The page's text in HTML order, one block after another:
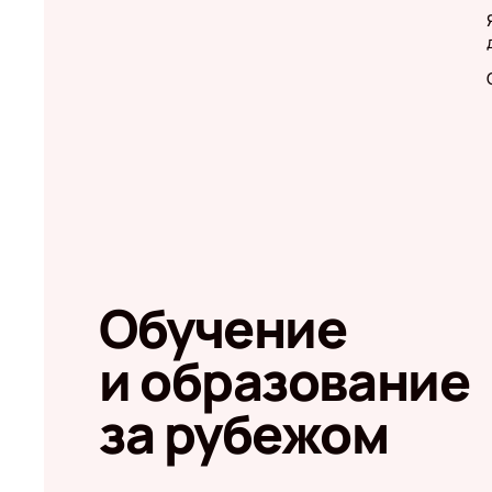
Обучение
и образование
за рубежом